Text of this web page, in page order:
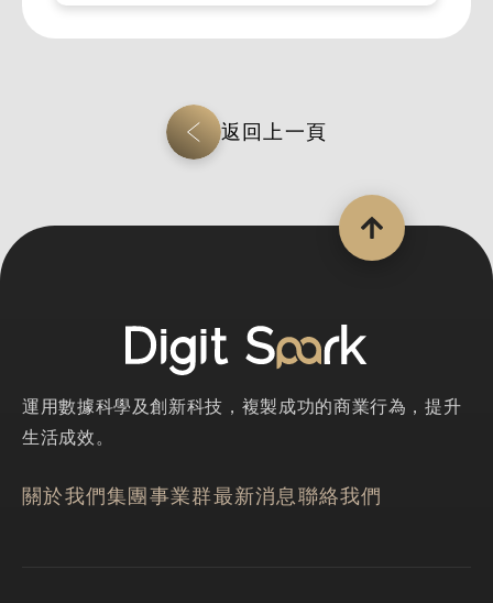
返回上一頁
運用數據科學及創新科技，複製成功的商業行為，提升
生活成效。
關於我們集團事業群最新消息 聯絡我們